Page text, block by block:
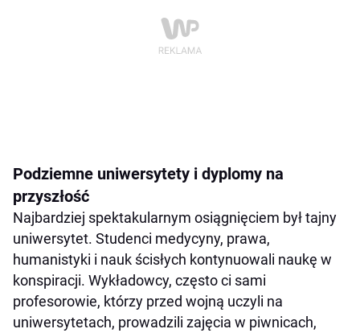
Podziemne uniwersytety i dyplomy na
przyszłość
Najbardziej spektakularnym osiągnięciem był tajny
uniwersytet. Studenci medycyny, prawa,
humanistyki i nauk ścisłych kontynuowali naukę w
konspiracji. Wykładowcy, często ci sami
profesorowie, którzy przed wojną uczyli na
uniwersytetach, prowadzili zajęcia w piwnicach,